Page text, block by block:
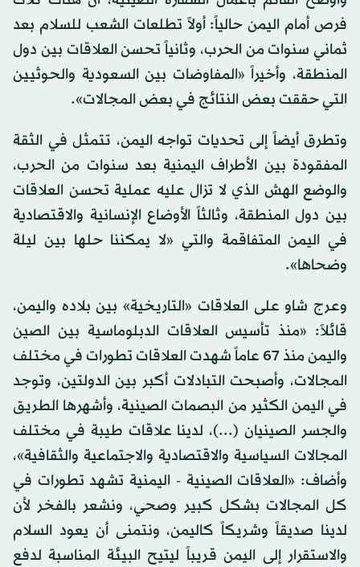
فرص أمام اليمن حالياً: أولاً تطلعات الشعب للسلام بعد
ثماني سنوات من الحرب، وثانياً تحسن العلاقات بين دول
المنطقة، وأخيراً «المفاوضات بين السعودية والحوثيين
التي حققت بعض النتائج في بعض المجالات».
وتطرق أيضاً إلى تحديات تواجه اليمن، تتمثل في الثقة
المفقودة بين الأطراف اليمنية بعد سنوات من الحرب،
والوضع الهش الذي لا تزال عليه عملية تحسن العلاقات
بين دول المنطقة، وثالثاً الأوضاع الإنسانية والاقتصادية
في اليمن المتفاقمة والتي «لا يمكننا حلها بين ليلة
وضحاها».
وعرج شاو على العلاقات «التاريخية» بين بلاده واليمن،
قائلاً: «منذ تأسيس العلاقات الدبلوماسية بين الصين
واليمن منذ 67 عاماً شهدت العلاقات تطورات في مختلف
المجالات، وأصبحت التبادلات أكبر بين الدولتين، وتوجد
في اليمن الكثير من البصمات الصينية، وأشهرها الطريق
والجسر الصينيان (...)، لدينا علاقات طيبة في مختلف
المجالات السياسية والاقتصادية والاجتماعية والثقافية»،
وأضاف: «العلاقات الصينية - اليمنية تشهد تطورات في
كل المجالات بشكل كبير وصحي، ونشعر بالفخر لأن
لدينا صديقاً وشريكاً كاليمن، ونتمنى أن يعود السلام
والاستقرار إلى اليمن قريباً ليتيح البيئة المناسبة لدفع